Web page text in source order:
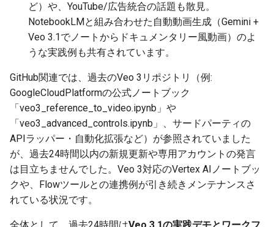
2026-06-10
2026-06-09
2026-06-08
2026-06-07
2026-06-06
2026-06-05
2025-11-25
2025-11-24
2025-11-23
2025-11-22
2025-11-21
2025-11-20
2026-06-10
2026-06-09
2026-06-08
2026-06-07
2026-06-06
2026-06-05
2025-11-25
2025-11-24
2025-11-23
2025-11-22
2025-11-21
2025-11-20
2026-06-07
2026-06-06
2026-06-05
2026-06-04
2026-06-03
2026-06-02
2025-11-25
2025-11-24
2025-11-23
2025-11-22
2025-11-21
2025-11-20
2025-11-25
2025-11-24
2025-11-23
2025-11-22
2025-11-21
2025-11-20
2025-11-19
2026-06-10
2026-06-09
2026-06-08
2026-06-07
2026-06-06
2026-06-05
2026-06-04
2026-06-03
2026-06-02
2026-06-01
2026-05-31
2026-05-30
ど）や、YouTube/広告統合の話題も散見。
NotebookLMと組み合わせた自動動画生成（Gemini +
Veo 3.1でノートからドキュメンタリー風動画）のよ
うな実践例も共有されています。
GitHub関連では、過去のVeo 3リポジトリ（例:
GoogleCloudPlatformの公式ノートブック
「veo3_reference_to_video.ipynb」や
「veo3_advanced_controls.ipynb」、サードパーティの
APIラッパー・自動化拡張など）が参照されていました
が、過去24時間以内の新規更新や専用アカウントの発言
は目立ちませんでした。Veo 3対応のVertex AIノートブッ
クや、Flowツールとの連携例が引き続きメンテナンスさ
れている状況です。